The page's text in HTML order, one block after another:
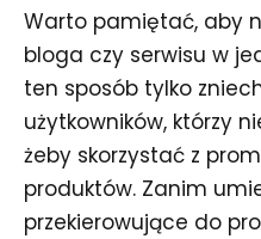
Warto pamiętać, aby
bloga czy serwisu w
ten sposób tylko
użytkowników, którzy
żeby skorzystać z
produktów. Zanim
przekierowujące do